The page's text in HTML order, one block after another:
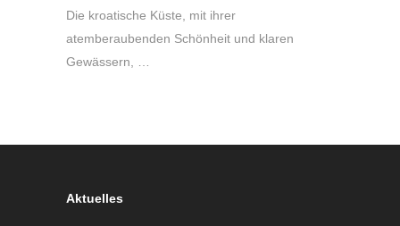
Die kroatische Küste, mit ihrer
atemberaubenden Schönheit und klaren
Gewässern, …
Aktuelles